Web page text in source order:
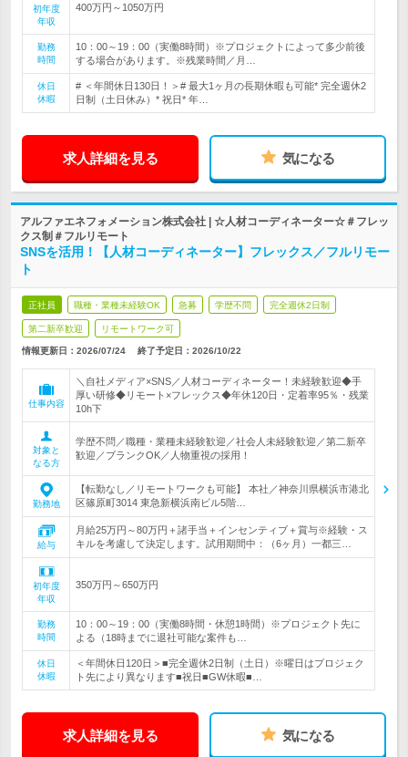
初年度
年収
400万円～1050万円
勤務
時間
10：00～19：00（実働8時間）※プロジェクトによって多少前後
する場合があります。※残業時間／月…
休日
休暇
# ＜年間休日130日！＞# 最大1ヶ月の長期休暇も可能* 完全週休2
日制（土日休み）* 祝日* 年…
求人詳細を見る 気になる
アルファエネフォメーション株式会社 | ☆人材コーディネーター☆＃フレッ
クス制＃フルリモート
SNSを活用！【人材コーディネーター】フレックス／フルリモー
ト
正社員 職種・業種未経験OK 急募 学歴不問 完全週休2日制
第二新卒歓迎 リモートワーク可
情報更新日：2026/07/24 終了予定日： 2026/10/22
仕事内容
＼自社メディア×SNS／人材コーディネーター！未経験歓迎◆手
厚い研修◆リモート×フレックス◆年休120日・定着率95％・残業
10h下
対象と
なる方
学歴不問／職種・業種未経験歓迎／社会人未経験歓迎／第二新卒
歓迎／ブランクOK／人物重視の採用！
勤務地
【転勤なし／リモートワークも可能】 本社／神奈川県横浜市港北
区篠原町3014 東急新横浜南ビル5階…
給与
月給25万円～80万円＋諸手当＋インセンティブ＋賞与※経験・ス
キルを考慮して決定します。試用期間中：（6ヶ月）一都三…
初年度
年収
350万円～650万円
勤務
時間
10：00～19：00（実働8時間・休憩1時間）※プロジェクト先に
よる（18時までに退社可能な案件も…
休日
休暇
＜年間休日120日＞■完全週休2日制（土日）※曜日はプロジェク
ト先により異なります■祝日■GW休暇■…
求人詳細を見る 気になる